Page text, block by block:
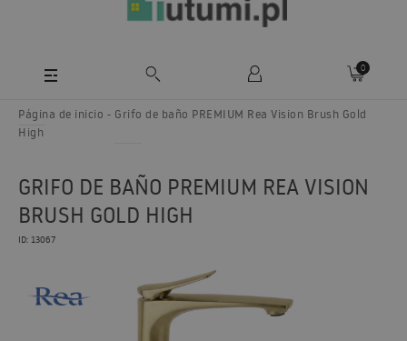
0
Página de inicio
Grifo de baño PREMIUM Rea Vision Brush Gold
High
GRIFO DE BAÑO PREMIUM REA VISION
BRUSH GOLD HIGH
ID: 13067